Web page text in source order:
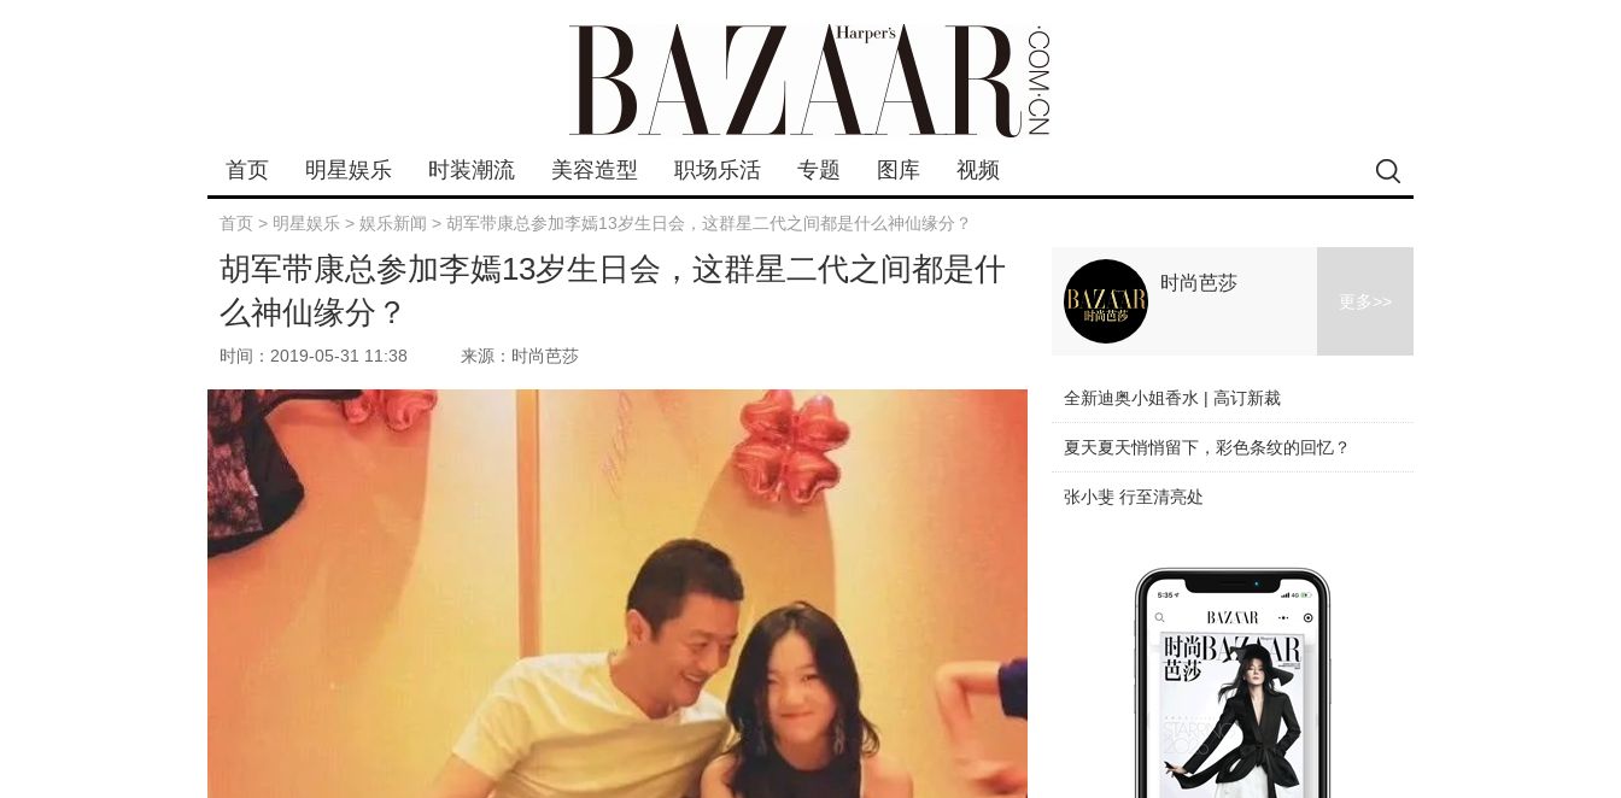
首页 明星娱乐 时装潮流 美容造型 职场乐活 专题 图库 视频
首页 > 明星娱乐 > 娱乐新闻 > 胡军带康总参加李嫣13岁生日会，这群星二代之间都是什么神仙缘分？
胡军带康总参加李嫣13岁生日会，这群星二代之间都是什
么神仙缘分？
时间：2019-05-31 11:38 来源：时尚芭莎
时尚芭莎
更多>>
全新迪奥小姐香水 | 高订新裁
夏天夏天悄悄留下，彩色条纹的回忆？
张小斐 行至清亮处